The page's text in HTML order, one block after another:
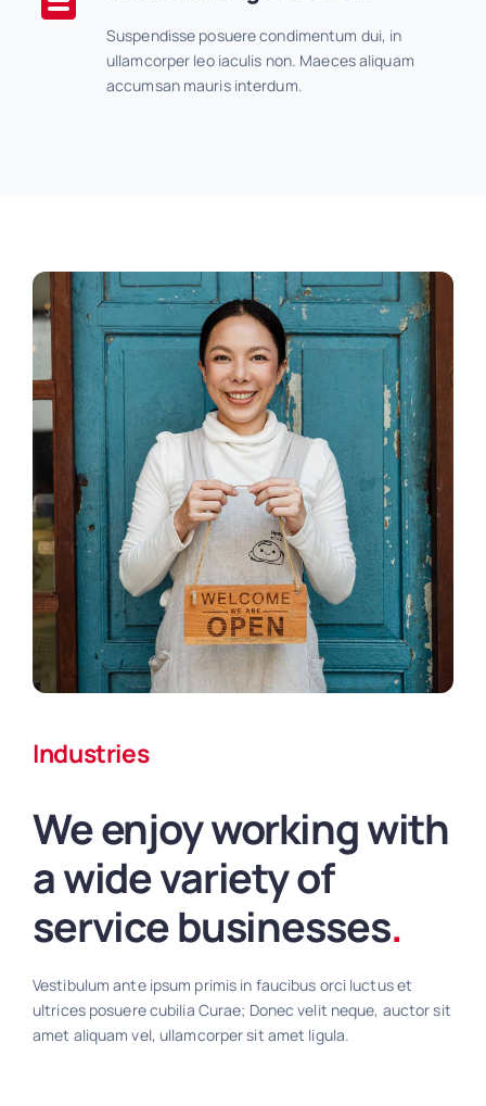
Suspendisse posuere condimentum dui, in
ullamcorper leo iaculis non. Maeces aliquam
accumsan mauris interdum.
Industries
We enjoy working with
a wide variety of
service businesses.
Vestibulum ante ipsum primis in faucibus orci luctus et
ultrices posuere cubilia Curae; Donec velit neque, auctor sit
amet aliquam vel, ullamcorper sit amet ligula.